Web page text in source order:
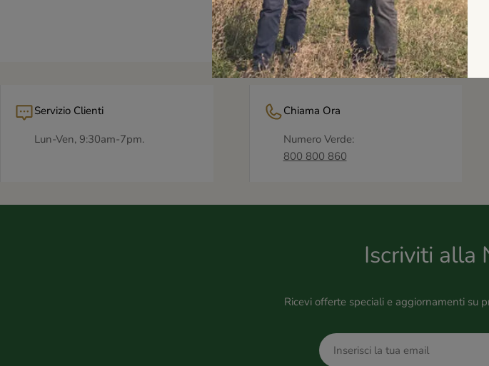
Servizio Clienti
Lun-Ven, 9:30am-7pm.
Chiama Ora
Numero Verde:
800 800 860
Iscriviti alla
Ricevi offerte speciali e aggiornamenti su
E-
mail